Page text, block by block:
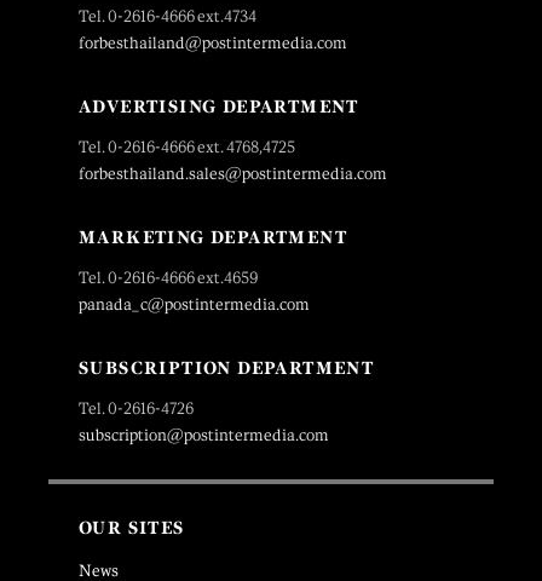
Tel. 0-2616-4666 ext.4734
forbesthailand@postintermedia.com
ADVERTISING DEPARTMENT
Tel. 0-2616-4666 ext. 4768,4725
forbesthailand.sales@postintermedia.com
MARKETING DEPARTMENT
Tel. 0-2616-4666 ext.4659
panada_c@postintermedia.com
SUBSCRIPTION DEPARTMENT
Tel. 0-2616-4726
subscription@postintermedia.com
OUR SITES
News